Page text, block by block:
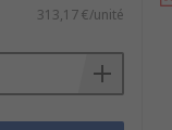
313,17 €/unité